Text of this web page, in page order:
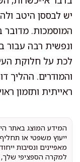
יש לבססן היטב
המוסמכות.
ונפשית רבה עבור
לכת על חלוקת
והמודרים. ההליך
ראייתית ותזמון
המידע המוצג באתר
ייעוץ משפטי או
מאפיינים ונסיבות
למקרה הספציפי שלך,